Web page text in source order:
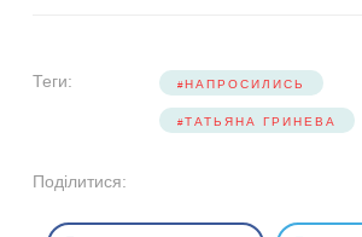
Теги: НАПРОСИЛИСЬ
ТАТЬЯНА ГРИНЕВА
Поділитися: